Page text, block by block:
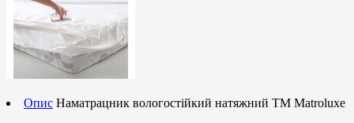
Опис Наматрацник вологостійкий натяжний ТМ Matroluxe